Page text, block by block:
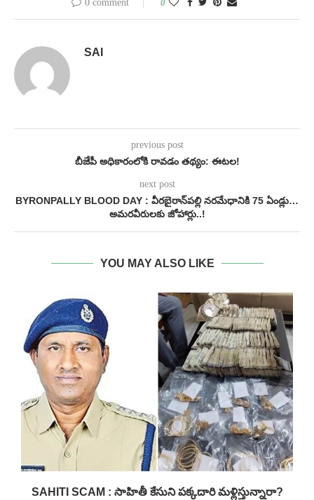
0 comment 0
SAI
previous post
బీజేపీ అధికారంలోకి రావడం తథ్యం: ఈటల!
next post
BYRONPALLY BLOOD DAY : వీరబైరాన్‌పల్లి నరమేధానికి 75 ఏండ్లు…
అమరవీరులకు జోహార్లు..!
YOU MAY ALSO LIKE
SAHITI SCAM : సాహితీ కేసుని పక్కదారి మళ్లిస్తున్నారా?